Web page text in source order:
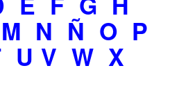
M N Ñ O P
U V W X